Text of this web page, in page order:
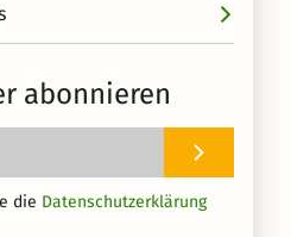
abonnieren
die Datenschutzerklärung